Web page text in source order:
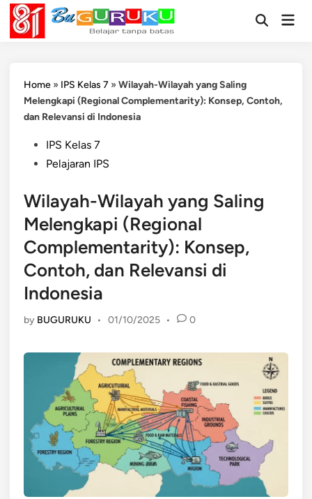
Skip
content
OpenMain
Home » IPS Kelas 7 »Wilayah-Wilayah yang Saling
Melengkapi (Regional Complementarity): Konsep, Contoh,
dan Relevansi di Indonesia
PostedIPS Kelas 7
Pelajaran IPS
Wilayah-Wilayah yang Saling
Melengkapi (Regional
Complementarity): Konsep,
Contoh, dan Relevansi di
Indonesia
by BUGURUKU • 01/10/2025 • 0